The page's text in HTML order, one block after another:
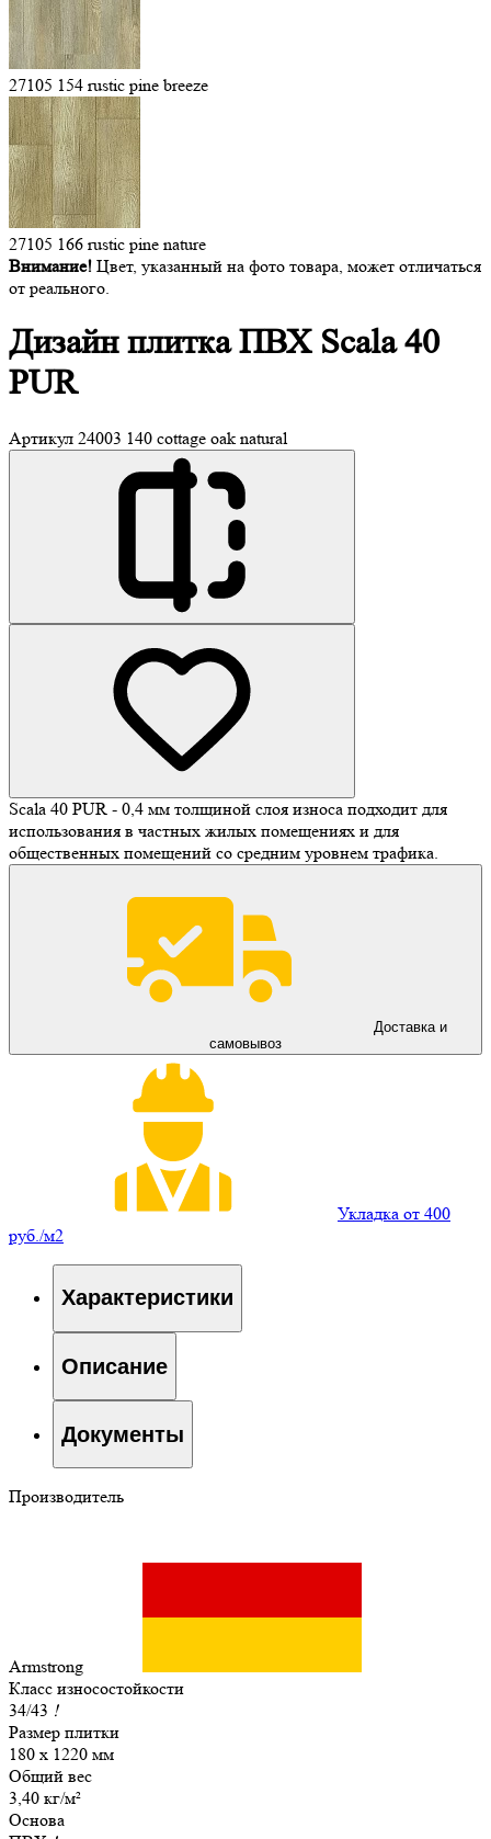
27105 154 rustic pine breeze
27105 166 rustic pine nature
Внимание! Цвет, указанный на фото товара, может отличаться
от реального.
Дизайн плитка ПВХ Scala 40
PUR
Артикул 24003 140 cottage oak natural
Scala 40 PUR - 0,4 мм толщиной слоя износа подходит для
использования в частных жилых помещениях и для
общественных помещений со средним уровнем трафика.
Доставка и
самовывоз
Укладка от 400
руб./м2
Характеристики
Описание
Документы
Производитель
Armstrong
Класс износостойкости
34/43 !
Размер плитки
180 x 1220 мм
Общий вес
3,40 кг/м²
Основа